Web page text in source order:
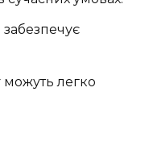
можуть легко